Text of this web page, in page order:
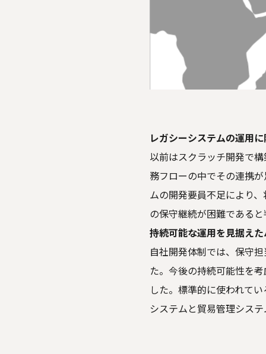
レガシーシステムの運用
以前はスクラッチ開発で
務フローの中でその連携
ムの開発要員不足により
の保守継続が困難である
持続可能な運用を見据え
自社開発体制では、保守
た。今後の持続可能性を
した。標準的に使われて
システムと貿易管理シス